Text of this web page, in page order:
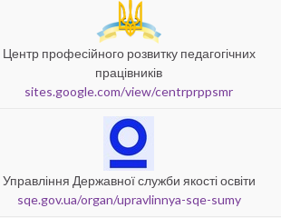
Центр професійного розвитку педагогічних
працівників
sites.google.com/view/centrprppsmr
Управління Державної служби якості освіти
sqe.gov.ua/organ/upravlinnya-sqe-sumy